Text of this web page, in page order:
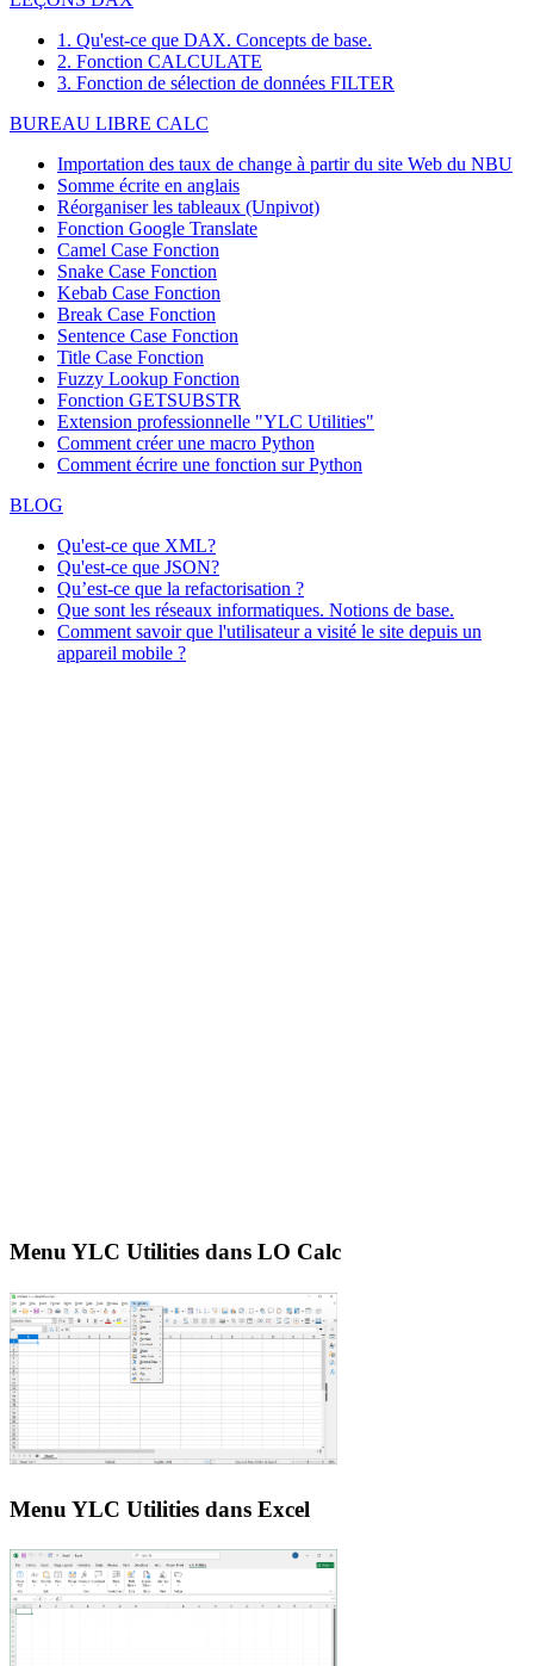
1. Qu'est-ce que DAX. Concepts de base.
2. Fonction CALCULATE
3. Fonction de sélection de données FILTER
BUREAU LIBRE CALC
Importation des taux de change à partir du site Web du NBU
Somme écrite en anglais
Réorganiser les tableaux (Unpivot)
Fonction Google Translate
Camel Case Fonction
Snake Case Fonction
Kebab Case Fonction
Break Case Fonction
Sentence Case Fonction
Title Case Fonction
Fuzzy Lookup Fonction
Fonction GETSUBSTR
Extension professionnelle "YLC Utilities"
Comment créer une macro Python
Comment écrire une fonction sur Python
BLOG
Qu'est-ce que XML?
Qu'est-ce que JSON?
Qu’est-ce que la refactorisation ?
Que sont les réseaux informatiques. Notions de base.
Comment savoir que l'utilisateur a visité le site depuis un
appareil mobile ?
Menu YLC Utilities dans LO Calc
Menu YLC Utilities dans Excel